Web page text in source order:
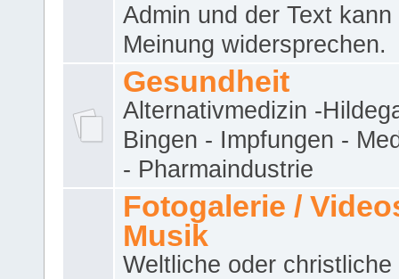
Admin und der Text kann
Meinung widersprechen.
Gesundheit
Alternativmedizin -
Bingen - Impfungen -
- Pharmaindustrie
Fotogalerie /
Musik
Weltliche oder christliche